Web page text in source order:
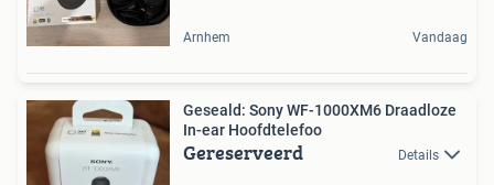
Arnhem Vandaag
Geseald: Sony WF-1000XM6 Draadloze
In-ear Hoofdtelefoo
Gereserveerd Details